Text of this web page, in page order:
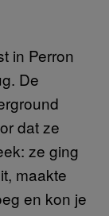
in Perron
De
dat ze
ze ging
maakte
en kon je